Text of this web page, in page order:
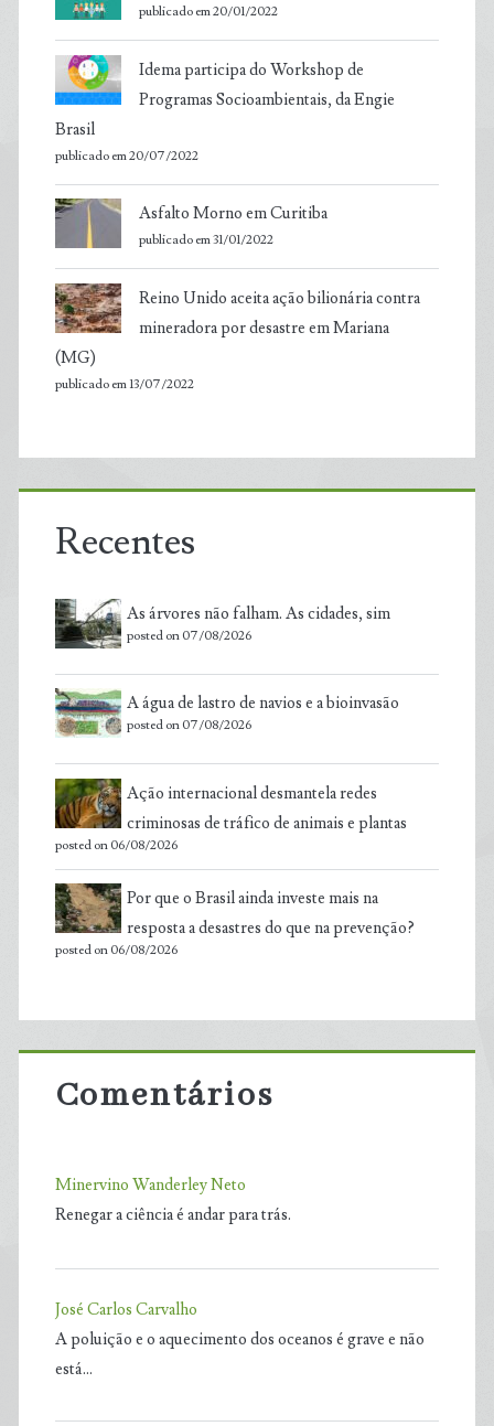
publicado em 20/01/2022
Idema participa do Workshop de
Programas Socioambientais, da Engie
Brasil
publicado em 20/07/2022
Asfalto Morno em Curitiba
publicado em 31/01/2022
Reino Unido aceita ação bilionária contra
mineradora por desastre em Mariana
(MG)
publicado em 13/07/2022
Recentes
As árvores não falham. As cidades, sim
posted on 07/08/2026
A água de lastro de navios e a bioinvasão
posted on 07/08/2026
Ação internacional desmantela redes
criminosas de tráfico de animais e plantas
posted on 06/08/2026
Por que o Brasil ainda investe mais na
resposta a desastres do que na prevenção?
posted on 06/08/2026
Comentários
Minervino Wanderley Neto
Renegar a ciência é andar para trás.
José Carlos Carvalho
A poluição e o aquecimento dos oceanos é grave e não
está…